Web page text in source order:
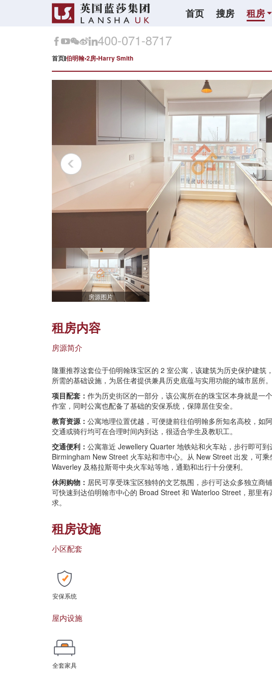
首页 搜房 租房
400-071-8717
首页 伯明翰•2房•Harry Smith
房源图片
租房内容
房源简介
隆重推荐这套位于伯明翰珠宝区的 2 室公寓，该建筑为历史保护建
所需的基础设施，为居住者提供兼具历史底蕴与实用功能的城市居所。
项目配套： 作为历史街区的一部分，该公寓所在的珠宝区本身就是一
作室，同时公寓也配备了基础的安保系统，保障居住安全。
教育资源： 公寓地理位置优越，可便捷前往伯明翰多所知名高校，如
交通或骑行均可在合理时间内到达，很适合学生及教职工。
交通便利： 公寓靠近 Jewellery Quarter 地铁站和火车站，步行即可
Birmingham New Street 火车站和市中心。从 New Street 出发，可
Waverley 及格拉斯哥中央火车站等地，通勤和出行十分便利。
休闲购物： 居民可享受珠宝区独特的文艺氛围，步行可达众多独立商
可快速到达伯明翰市中心的 Broad Street 和 Waterloo Street，那里
求。
租房设施
小区配套
安保系统
屋内设施
全套家具